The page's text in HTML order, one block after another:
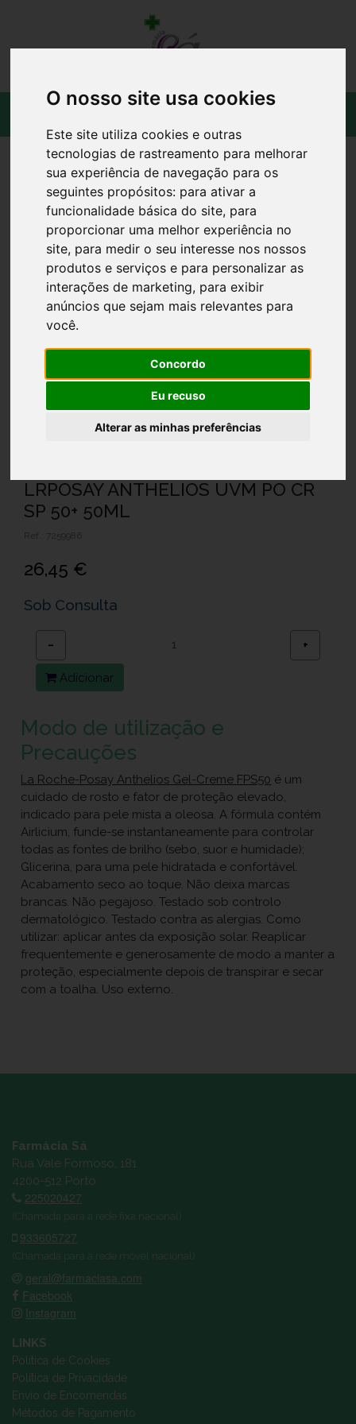
O nosso site usa cookies
Este site utiliza cookies e outras
tecnologias de rastreamento para melhorar
sua experiência de navegação para os
seguintes propósitos: para ativar a
funcionalidade básica do site, para
proporcionar uma melhor experiência no
site, para medir o seu interesse nos nossos
produtos e serviços e para personalizar as
interações de marketing, para exibir
anúncios que sejam mais relevantes para
você.
Concordo
Eu recuso
Alterar as minhas preferências
LRPOSAY ANTHELIOS UVM PO CR
SP 50+ 50ML
Ref.: 7259986
26,45 €
Sob Consulta
− +
Adicionar
Modo de utilização e
Precauções
La Roche-Posay Anthelios Gel-Creme FPS50 é um
cuidado de rosto e fator de proteção elevado,
indicado para pele mista a oleosa. A fórmula contém
Airlicium, funde-se instantaneamente para controlar
todas as fontes de brilho (sebo, suor e humidade);
Glicerina, para uma pele hidratada e confortável.
Acabamento seco ao toque. Não deixa marcas
brancas. Não pegajoso. Testado sob controlo
dermatológico. Testado contra as alergias. Como
utilizar: aplicar antes da exposição solar. Reaplicar
frequentemente e generosamente de modo a manter a
proteção, especialmente depois de transpirar e secar
com a toalha. Uso externo.
Farmácia Sá
Rua Vale Formoso, 181
4200-512 Porto
225020427
(Chamada para a rede fixa nacional)
933605727
(Chamada para a rede móvel nacional)
geral@farmaciasa.com
Facebook
Instagram
LINKS
Política de Cookies
Política de Privacidade
Envio de Encomendas
Métodos de Pagamento